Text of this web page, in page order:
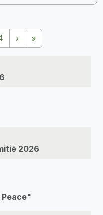
› Page suivante
»Dernière page
2026
Peace"